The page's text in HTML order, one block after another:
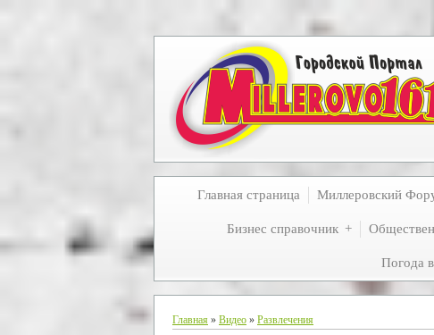
Главная страница Миллеровский
Бизнес справочник
Погода
Главная » Видео » Развлечения